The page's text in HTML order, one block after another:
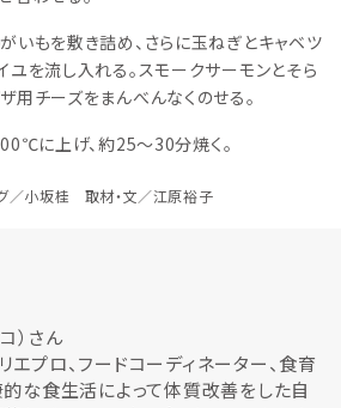
いもを敷き詰め、さらに玉ねぎとキャベツ
ユを流し入れる。スモークサーモンとそら
用チーズをまんべんなくのせる。
に上げ、約25～30分焼く。
／小坂桂 取材・文／江原裕子
）さん
エプロ、フードコーディネーター、食育
的な食生活によって体質改善をした自